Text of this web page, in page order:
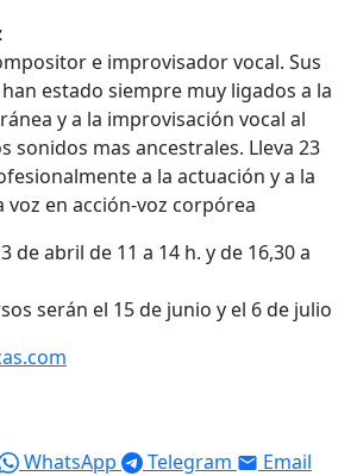
e improvisador vocal. Sus
estado siempre muy ligados a la
y a la improvisación vocal al
sonidos mas ancestrales. Lleva 23
a la actuación y a la
voz en acción-voz corpórea
de abril de 11 a 14 h. y de 16,30 a
serán el 15 de junio y el 6 de julio
WhatsApp Telegram Email